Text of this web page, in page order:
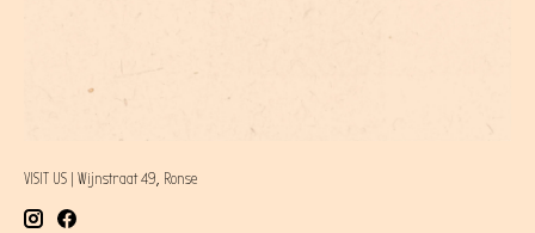
VISIT US | Wijnstraat 49, Ronse